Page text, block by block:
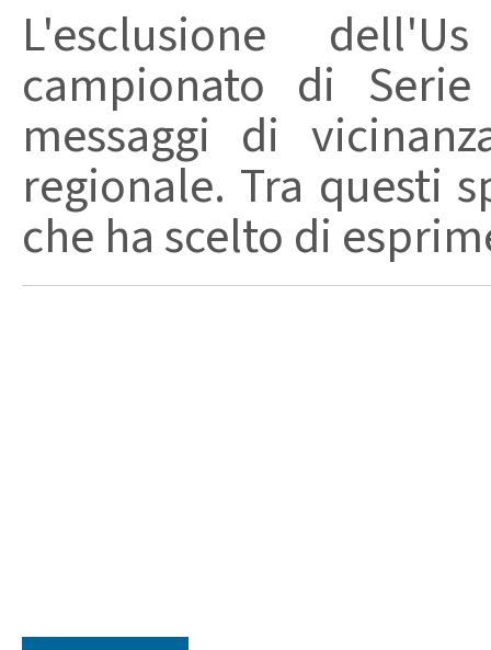
L'esclusione
campionato di
messaggi di
regionale. Tra questi
che ha scelto di